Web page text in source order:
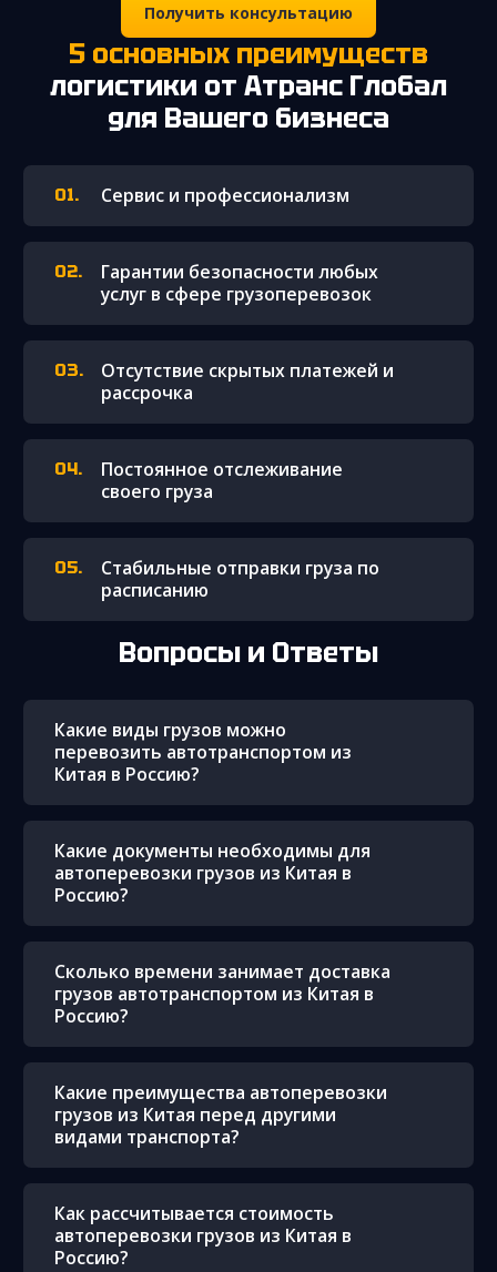
Получить консультацию
5 основных преимуществ
логистики от Атранс Глобал
для Вашего бизнеса
Сервис и профессионализм
Гарантии безопасности любых
услуг в сфере грузоперевозок
Отсутствие скрытых платежей и
рассрочка
Постоянное отслеживание
своего груза
Стабильные отправки груза по
расписанию
Вопросы и Ответы
Какие виды грузов можно
перевозить автотранспортом из
Китая в Россию?
Какие документы необходимы для
автоперевозки грузов из Китая в
Россию?
Сколько времени занимает доставка
грузов автотранспортом из Китая в
Россию?
Какие преимущества автоперевозки
грузов из Китая перед другими
видами транспорта?
Как рассчитывается стоимость
автоперевозки грузов из Китая в
Россию?